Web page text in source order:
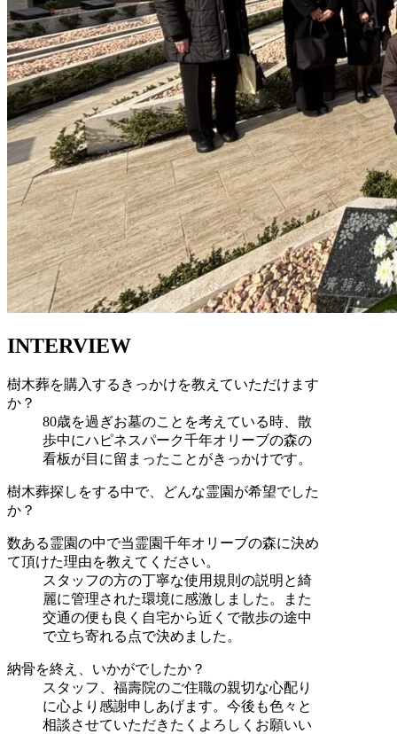
INTERVIEW
樹木葬を購入するきっかけを教えていただけます
か？
80歳を過ぎお墓のことを考えている時、散
歩中にハピネスパーク千年オリーブの森の
看板が目に留まったことがきっかけです。
樹木葬探しをする中で、どんな霊園が希望でした
か？
数ある霊園の中で当霊園千年オリーブの森に決め
て頂けた理由を教えてください。
スタッフの方の丁寧な使用規則の説明と綺
麗に管理された環境に感激しました。また
交通の便も良く自宅から近くで散歩の途中
で立ち寄れる点で決めました。
納骨を終え、いかがでしたか？
スタッフ、福壽院のご住職の親切な心配り
に心より感謝申しあげます。今後も色々と
相談させていただきたくよろしくお願いい